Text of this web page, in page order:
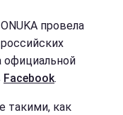
провела
официальной
Facebook.
такими, как